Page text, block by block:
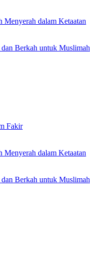
Menyerah dalam Ketaatan
Berkah untuk Muslimah
Fakir
Menyerah dalam Ketaatan
Berkah untuk Muslimah